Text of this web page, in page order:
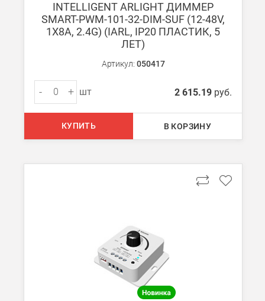
Мы можем доставить ваши заказы сервисом компании
Транспортные компании
Мы можем отправить ваш заказ транспортной компанией в
Доставка до ТК от 7000 руб. БЕСПЛАТНО.
Подробнее обоплате и доставке
INTELLIGENT ARLIGHT ДИММЕР
SMART-PWM-101-32-DIM-SUF (12-48V,
1X8A, 2.4G) (IARL, IP20 ПЛАСТИК, 5
ЛЕТ)
Артикул: 050417
- + шт 2 615.19 руб.
КУПИТЬ В КОРЗИНУ